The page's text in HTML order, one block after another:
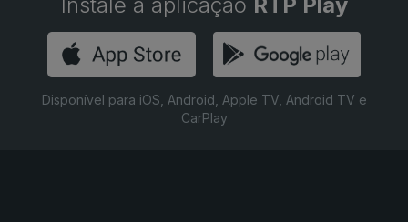
Disponível para iOS, Android, Apple TV, Android TV e
CarPlay